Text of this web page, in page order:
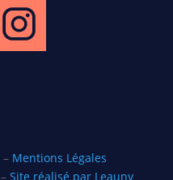
– Mentions Légales
– Site réalisé par Leauny